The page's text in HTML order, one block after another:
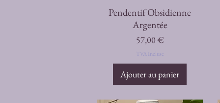
Aperçu rapide
Pendentif Obsidienne
Argentée
Prix
57,00 €
TVA Incluse
Ajouter au panier